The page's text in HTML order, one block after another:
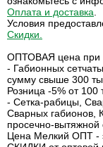
Оплата и доставка
Условия
Скидки
ОПТОВАЯ цена при
- Габионных
сумму свыше 300
Розница -5% от 100
- Сетка-рабицы,
Сварных габионов,
просечно-вытяжной
Цена Мелкий ОПТ -